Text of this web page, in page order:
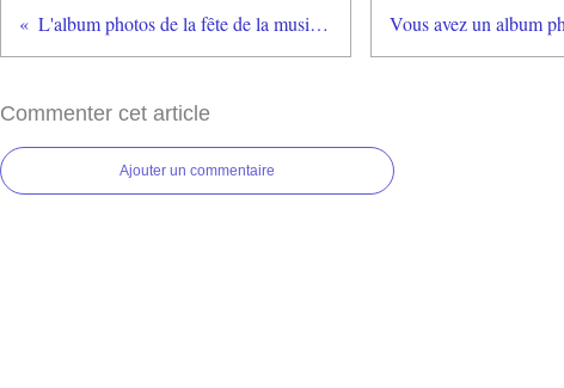
L'album photos de la fête de la musique vient de paraitre
Commenter cet article
Ajouter un commentaire